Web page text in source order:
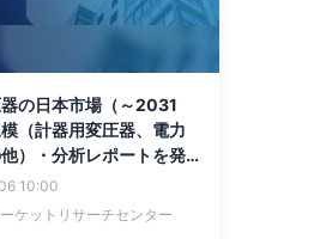
の日本市場（～2031
（計器用変圧器、電力
）・分析レポートを発
10:00
ケットリサーチセンター